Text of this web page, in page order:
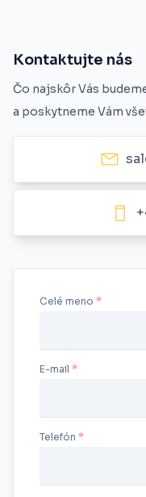
Kontaktujte nás
Čo najskôr Vás
a poskytneme Vám
Celé meno
E-mail
Telefón